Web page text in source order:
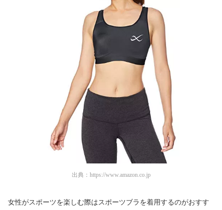
出典： https://www.amazon.co.jp
女性がスポーツを楽しむ際はスポーツブラを着用するのがおすす